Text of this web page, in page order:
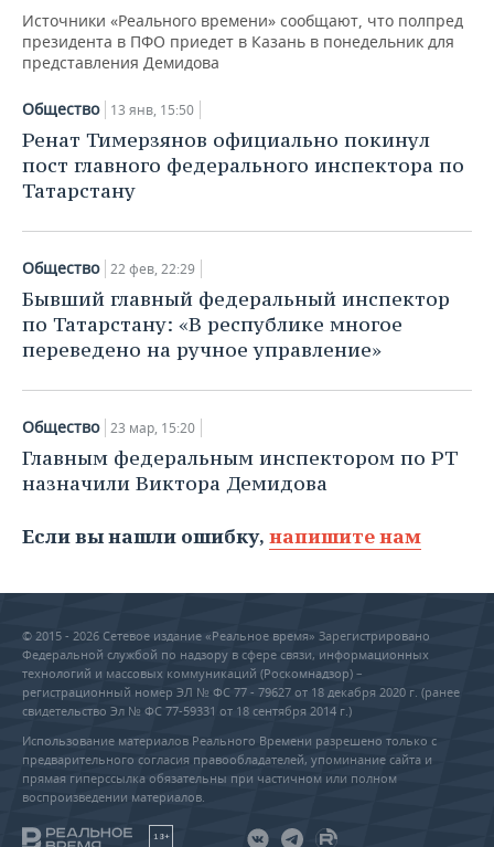
Источники «Реального времени» сообщают, что полпред
президента в ПФО приедет в Казань в понедельник для
представления Демидова
Общество 13 янв, 15:50
Ренат Тимерзянов официально покинул
пост главного федерального инспектора по
Татарстану
Общество 22 фев, 22:29
Бывший главный федеральный инспектор
по Татарстану: «В республике многое
переведено на ручное управление»
Общество 23 мар, 15:20
Главным федеральным инспектором по РТ
назначили Виктора Демидова
Если вы нашли ошибку, напишите нам
© 2015 - 2026 Сетевое издание «Реальное время» Зарегистрировано
Федеральной службой по надзору в сфере связи, информационных
технологий и массовых коммуникаций (Роскомнадзор) –
регистрационный номер ЭЛ № ФС 77 - 79627 от 18 декабря 2020 г. (ранее
свидетельство Эл № ФС 77-59331 от 18 сентября 2014 г.)
Использование материалов Реального Времени разрешено только с
предварительного согласия правообладателей, упоминание сайта и
прямая гиперссылка обязательны при частичном или полном
воспроизведении материалов.
18+